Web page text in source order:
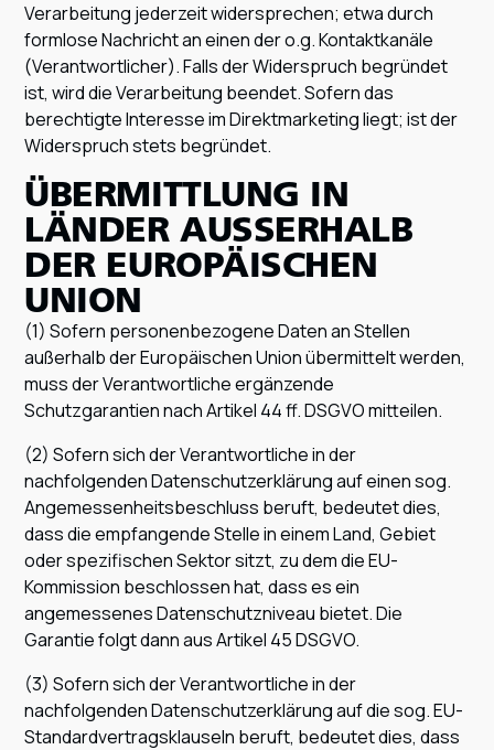
Verarbeitung jederzeit widersprechen; etwa durch
formlose Nachricht an einen der o.g. Kontaktkanäle
(Verantwortlicher). Falls der Widerspruch begründet
ist, wird die Verarbeitung beendet. Sofern das
berechtigte Interesse im Direktmarketing liegt; ist der
Widerspruch stets begründet.
ÜBERMITTLUNG IN
LÄNDER AUSSERHALB D
ER EUROPÄISCHEN U
NION
(1) Sofern personenbezogene Daten an Stellen
außerhalb der Europäischen Union übermittelt werden,
muss der Verantwortliche ergänzende
Schutzgarantien nach Artikel 44 ff. DSGVO mitteilen.
(2) Sofern sich der Verantwortliche in der
nachfolgenden Datenschutzerklärung auf einen sog.
Angemessenheitsbeschluss beruft, bedeutet dies,
dass die empfangende Stelle in einem Land, Gebiet
oder spezifischen Sektor sitzt, zu dem die EU-
Kommission beschlossen hat, dass es ein
angemessenes Datenschutzniveau bietet. Die
Garantie folgt dann aus Artikel 45 DSGVO.
(3) Sofern sich der Verantwortliche in der
nachfolgenden Datenschutzerklärung auf die sog. EU-
Standardvertragsklauseln beruft, bedeutet dies, dass